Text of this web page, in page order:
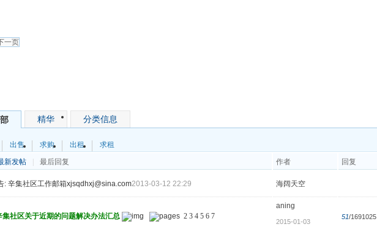
一页
精华 分类信息
出售 求购 出租
求租
新发帖 最后回复 作者 回复
: 辛集社区工作邮箱xjsqdhxj@sina.com2013-03-12 22:29 海阔天空
集社区关于近期的问题解决办法汇总 2 3 4 5 6 7
aning
2015-01-03
51/1691025